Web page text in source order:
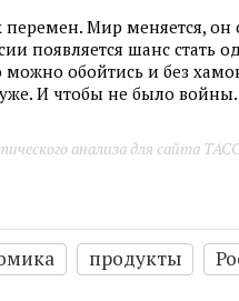
Мир меняется, он
появляется шанс стать
обойтись и без
И чтобы не было войны.
анализа для сайта
продукты